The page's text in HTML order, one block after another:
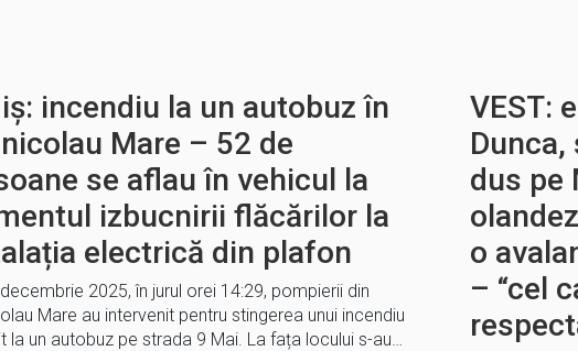
incendiu la un autobuz în
Mare – 52 de
se aflau în vehicul la
izbucnirii flăcărilor la
electrică din plafon
decembrie 2025, în jurul orei 14:29, pompierii din
Mare au intervenit pentru stingerea unui incendiu
la un autobuz pe strada 9 Mai. La fața locului s-au…
VEST:
Dunca,
dus pe
o
– “cel